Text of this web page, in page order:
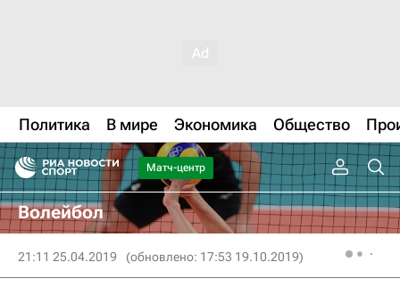
Политика В мире Экономика Общество
Матч-центр
Волейбол
21:11 25.04.2019 (обновлено: 17:53 19.10.2019)